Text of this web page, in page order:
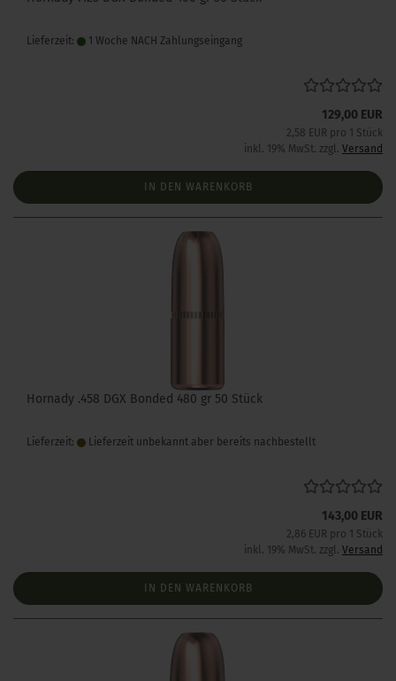
Lieferzeit: 1 Woche NACH Zahlungseingang
129,00 EUR
2,58 EUR pro 1 Stück
inkl. 19% MwSt. zzgl. Versand
IN DEN WARENKORB
Hornady .458 DGX Bonded 480 gr 50 Stück
Lieferzeit: Lieferzeit unbekannt aber bereits nachbestellt
143,00 EUR
2,86 EUR pro 1 Stück
inkl. 19% MwSt. zzgl. Versand
IN DEN WARENKORB